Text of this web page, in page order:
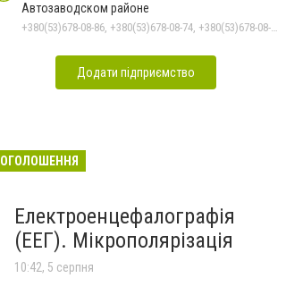
Автозаводском районе
+380(53)678-08-86, +380(53)678-08-74, +380(53)678-08-83, +380(53)678-08-41, +380(53)678-09-05
Додати підприємство
ОГОЛОШЕННЯ
Електроенцефалографія
(ЕЕГ). Мікрополярізація
10:42, 5 серпня